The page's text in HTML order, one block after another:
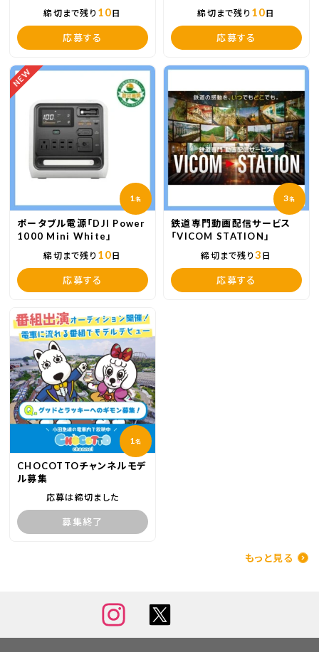
締切まで残り 10日
応募する
締切まで残り 10日
応募する
NEW
1 名
ポータブル電源「DJI Power
1000 Mini White」
締切まで残り 10日
応募する
3名
鉄道専門動画配信サービス
「VICOM STATION」
締切まで残り3 日
応募する
1名
CHOCOTTOチャンネルモデ
ル募集
応募は締切ました
募集終了
もっと見る